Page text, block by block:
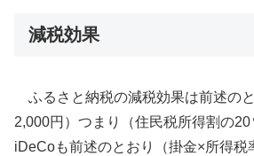
減税効果
ふるさと納税の減税効果は前述の
2,000円）つまり（住民税所得割の20
iDeCoも前述のとおり（掛金×所得税